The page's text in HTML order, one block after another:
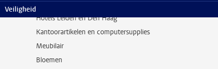
Veiligheid
Buitenlandse dienstreizen
Hotels Leiden en Den Haag
Kantoorartikelen en computersupplies
Meubilair
Bloemen